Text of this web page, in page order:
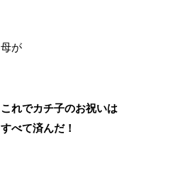
母が
これでカチ子のお祝いは
すべて済んだ！